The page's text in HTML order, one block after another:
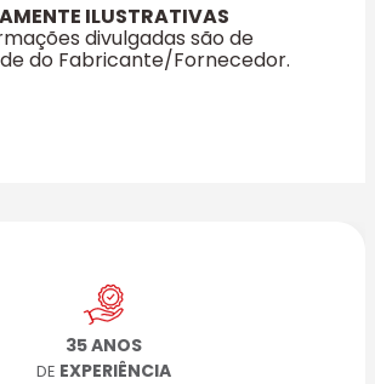
ILUSTRATIVAS
divulgadas são de
do Fabricante/Fornecedor.
35 ANOS
DE EXPERIÊNCIA